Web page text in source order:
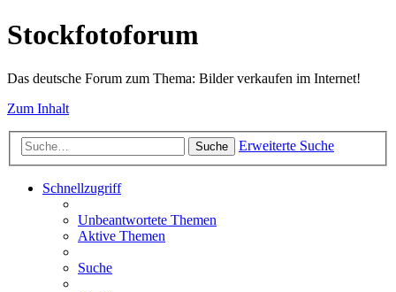
Stockfotoforum
Das deutsche Forum zum Thema: Bilder verkaufen im Internet!
Zum Inhalt
Suche Erweiterte Suche
Schnellzugriff
Unbeantwortete Themen
Aktive Themen
Suche